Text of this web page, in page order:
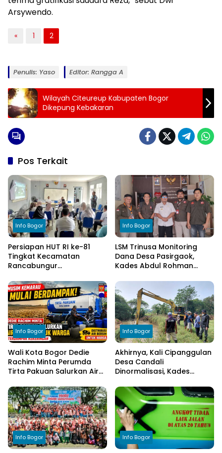
Arsywendo.
« 1 2
Penulis: Yaso Editor: Rangga A
Wilayah Citeureup Kabupaten Bogor
Dikepung Kebakaran
Pos Terkait
Info Bogor
Persiapan HUT RI ke-81
Tingkat Kecamatan
Rancabungur
Cimulang, Libatkan Seluruh
Elemen Masyarakat
Info Bogor
LSM Trinusa Monitoring
Dana Desa Pasirgaok,
Kades Abdul Rohman
Transparansi Pengelolaan
Anggaran
Info Bogor
Wali Kota Bogor Dedie
Rachim Minta Perumda
Tirta Pakuan Salurkan Air
Terdampak Kekeringan
Info Bogor
Akhirnya, Kali Cipanggulan
Desa Candali
Dinormalisasi, Kades
kepada Bupati Bogor
Info Bogor Info Bogor